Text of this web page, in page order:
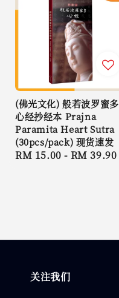
(佛光文化) 般若波罗蜜多
心经抄经本 Prajna
Paramita Heart Sutra
(30pcs/pack) 现货速发
Regular
RM 15.00 - RM 39.90
关注我们